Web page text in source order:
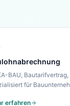
BAU,
für
erfahren